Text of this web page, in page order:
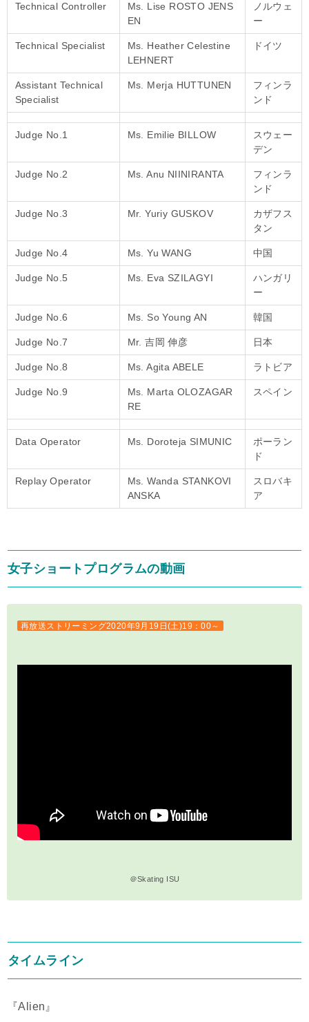
Technical Controller
Ms. Lise ROSTO JENS
EN
ノルウェ
ー
Technical Specialist
Ms. Heather Celestine
LEHNERT
ドイツ
Assistant Technical
Specialist
Ms. Merja HUTTUNEN
フィンラ
ンド
Judge No.1 Ms. Emilie BILLOW
スウェー
デン
Judge No.2 Ms. Anu NIINIRANTA
フィンラ
ンド
Judge No.3 Mr. Yuriy GUSKOV
カザフス
タン
Judge No.4 Ms. Yu WANG 中国
Judge No.5 Ms. Eva SZILAGYI
ハンガリ
ー
Judge No.6 Ms. So Young AN 韓国
Judge No.7 Mr. 吉岡 伸彦 日本
Judge No.8 Ms. Agita ABELE ラトビア
Judge No.9
Ms. Marta OLOZAGAR
RE
スペイン
Data Operator Ms. Doroteja SIMUNIC
ポーラン
ド
Replay Operator
Ms. Wanda STANKOVI
ANSKA
スロバキ
ア
女子ショートプログラムの動画
再放送ストリーミング2020年9月19日(土)19：00～
＠Skating ISU
タイムライン
『Alien』